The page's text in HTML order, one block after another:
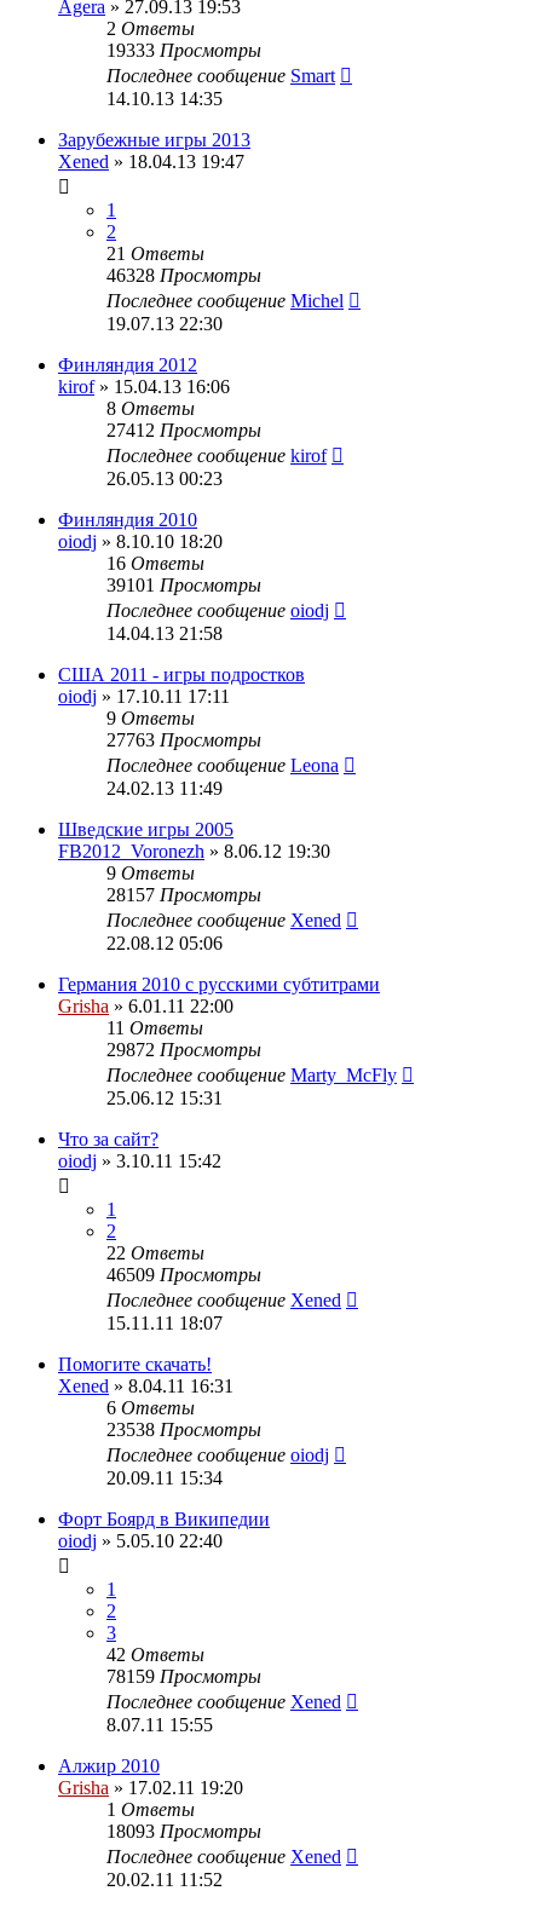
Agera » 27.09.13 19:53
2 Ответы
19333 Просмотры
Последнее сообщение Smart
14.10.13 14:35
Зарубежные игры 2013
Xened » 18.04.13 19:47
1
2
21 Ответы
46328 Просмотры
Последнее сообщение Michel
19.07.13 22:30
Финляндия 2012
kirof» 15.04.13 16:06
8 Ответы
27412 Просмотры
Последнее сообщение kirof
26.05.13 00:23
Финляндия 2010
oiodj » 8.10.10 18:20
16 Ответы
39101 Просмотры
Последнее сообщение oiodj
14.04.13 21:58
США 2011 - игры подростков
oiodj » 17.10.11 17:11
9 Ответы
27763 Просмотры
Последнее сообщение Leona
24.02.13 11:49
Шведские игры 2005
FB2012_Voronezh » 8.06.12 19:30
9 Ответы
28157 Просмотры
Последнее сообщение Xened
22.08.12 05:06
Германия 2010 с русскими субтитрами
Grisha » 6.01.11 22:00
11 Ответы
29872 Просмотры
Последнее сообщение Marty_McFly
25.06.12 15:31
Что за сайт?
oiodj » 3.10.11 15:42
1
2
22 Ответы
46509 Просмотры
Последнее сообщение Xened
15.11.11 18:07
Помогите скачать!
Xened » 8.04.11 16:31
6 Ответы
23538 Просмотры
Последнее сообщение oiodj
20.09.11 15:34
Форт Боярд в Википедии
oiodj » 5.05.10 22:40
1
2
3
42 Ответы
78159 Просмотры
Последнее сообщение Xened
8.07.11 15:55
Алжир 2010
Grisha » 17.02.11 19:20
1 Ответы
18093 Просмотры
Последнее сообщение Xened
20.02.11 11:52